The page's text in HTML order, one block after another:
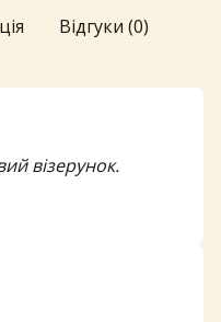
Відгуки (0)
візерунок.